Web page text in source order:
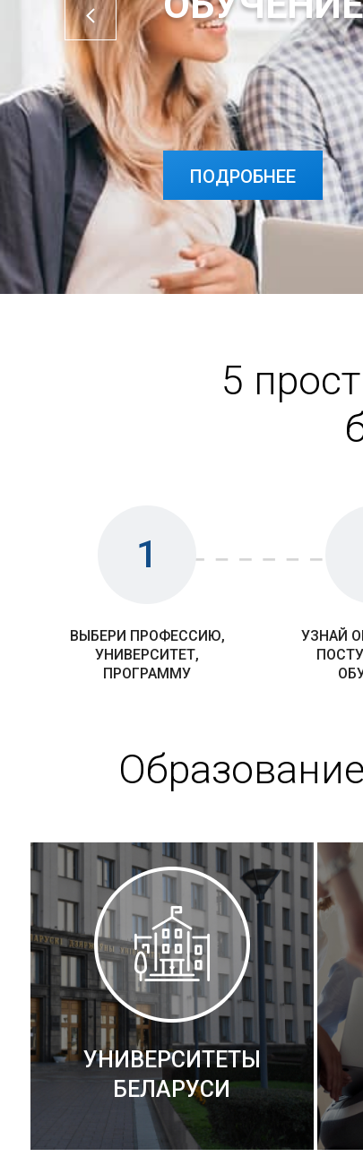
ПОДРОБНЕЕ
ПОДРОБНЕЕ
5
1
ВЫБЕРИ ПРОФЕССИЮ,
УНИВЕРСИТЕТ,
ПРОГРАММУ
УЗНАЙ
УНИВЕРСИТЕТЫ
БЕЛАРУСИ